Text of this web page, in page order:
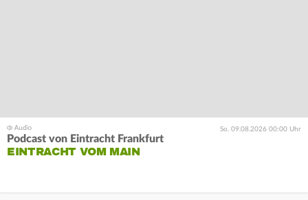
So. 09.08.2026 00:00 Uhr
Podcast von Eintracht Frankfurt
EINTRACHT VOM MAIN